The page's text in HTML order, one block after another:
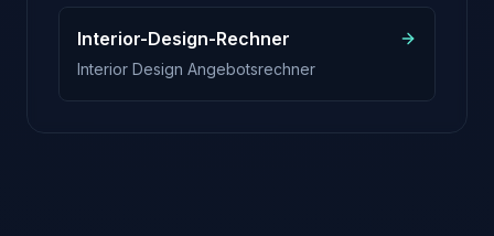
Interior-Design-Rechner
Interior Design Angebotsrechner